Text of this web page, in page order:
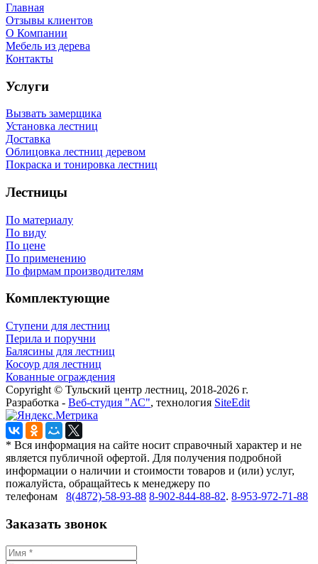
Главная
Отзывы клиентов
О Компании
Мебель из дерева
Контакты
Услуги
Вызвать замерщика
Установка лестниц
Доставка
Облицовка лестниц деревом
Покраска и тонировка лестниц
Лестницы
По материалу
По виду
По цене
По применению
По фирмам производителям
Комплектующие
Ступени для лестниц
Перила и поручни
Балясины для лестниц
Косоур для лестниц
Кованные ограждения
Copyright © Тульский центр лестниц, 2018-2026 г.
Разработка - Веб-студия "АС", технология SiteEdit
* Вся информация на сайте носит справочный характер и не
является публичной офертой. Для получения подробной
информации о наличии и стоимости товаров и (или) услуг,
пожалуйста, обращайтесь к менеджеру по
телефонам 8(4872)-58-93-88 8-902-844-88-82. 8-953-972-71-88
Заказать звонок